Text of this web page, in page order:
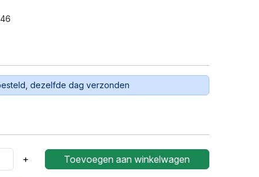
dezelfde dag verzonden
+ Toevoegen aan winkelwagen